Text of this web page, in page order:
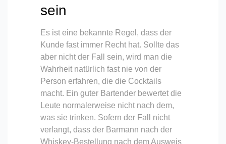
sein
Es ist eine bekannte Regel, dass der
Kunde fast immer Recht hat. Sollte das
aber nicht der Fall sein, wird man die
Wahrheit natürlich fast nie von der
Person erfahren, die die Cocktails
macht. Ein guter Bartender bewertet die
Leute normalerweise nicht nach dem,
was sie trinken. Sofern der Fall nicht
verlangt, dass der Barmann nach der
Whiskey-Bestellung nach dem Ausweis